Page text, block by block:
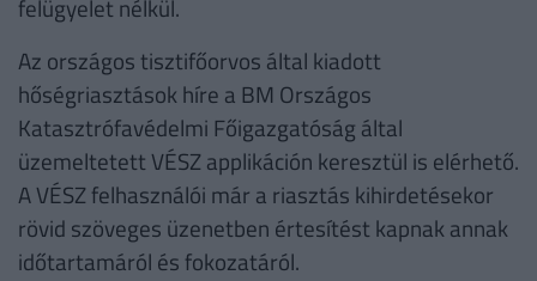
felügyelet nélkül.
Az országos tisztifőorvos által kiadott
hőségriasztások híre a BM Országos
Katasztrófavédelmi Főigazgatóság által
üzemeltetett VÉSZ applikáción keresztül is elérhető.
A VÉSZ felhasználói már a riasztás kihirdetésekor
rövid szöveges üzenetben értesítést kapnak annak
időtartamáról és fokozatáról.